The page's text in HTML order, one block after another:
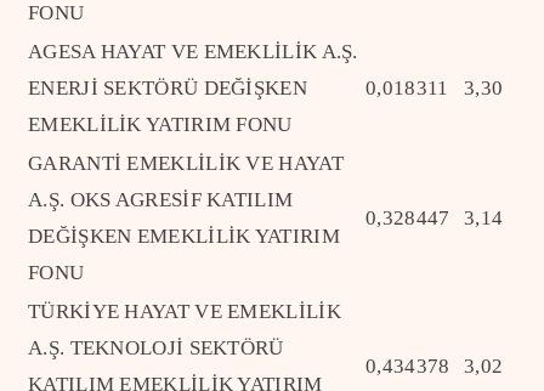
FONU
AGESA HAYAT VE EMEKLİLİK A.Ş.
ENERJİ SEKTÖRÜ DEĞİŞKEN
EMEKLİLİK YATIRIM FONU
0,018311 3,30
GARANTİ EMEKLİLİK VE HAYAT
A.Ş. OKS AGRESİF KATILIM
DEĞİŞKEN EMEKLİLİK YATIRIM
FONU
0,328447 3,14
TÜRKİYE HAYAT VE EMEKLİLİK
A.Ş. TEKNOLOJİ SEKTÖRÜ
KATILIM EMEKLİLİK YATIRIM
0,434378 3,02